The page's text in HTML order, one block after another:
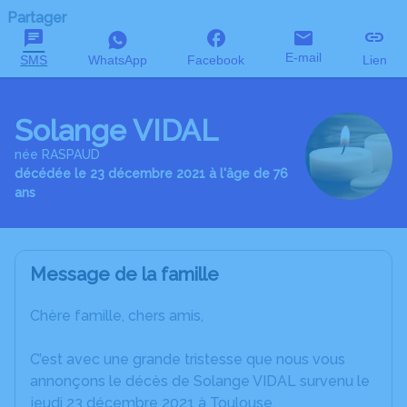
Partager
SMS WhatsApp Facebook E-mail Lien
Solange VIDAL
née RASPAUD
décédée le 23 décembre 2021 à l'âge de 76
ans
Message de la famille
Chère famille, chers amis,
C’est avec une grande tristesse que nous vous
annonçons le décès de Solange VIDAL survenu le
jeudi 23 décembre 2021 à Toulouse.